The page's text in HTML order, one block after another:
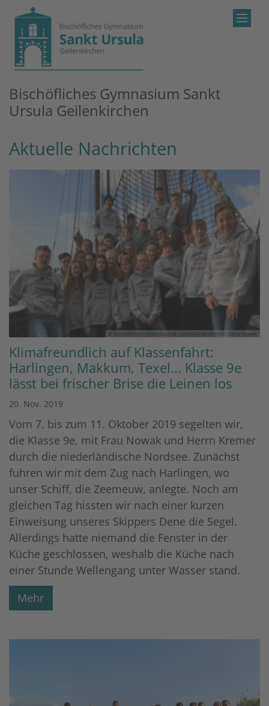
Zum Inhalt springen
Bischöfliches Gymnasium Sankt
Ursula Geilenkirchen
Aktuelle Nachrichten
© Bischöfliches Gymnasium St. Ursula Geilenkirchen (Šárka Nowak)
Klimafreundlich auf Klassenfahrt:
Harlingen, Makkum, Texel... Klasse 9e
lässt bei frischer Brise die Leinen los
20. Nov. 2019
Vom 7. bis zum 11. Oktober 2019 segelten wir,
die Klasse 9e, mit Frau Nowak und Herrn Kremer
durch die niederländische Nordsee. Zunächst
fuhren wir mit dem Zug nach Harlingen, wo
unser Schiff, die Zeemeuw, anlegte. Noch am
gleichen Tag hissten wir nach einer kurzen
Einweisung unseres Skippers Dene die Segel.
Allerdings hatte niemand die Fenster in der
Küche geschlossen, weshalb die Küche nach
einer Stunde Wellengang unter Wasser stand.
Mehr